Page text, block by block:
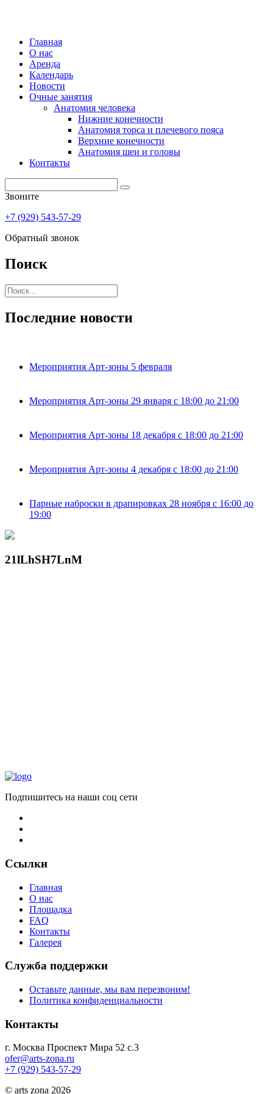
Главная
О нас
Аренда
Календарь
Новости
Очные занятия
Анатомия человека
Нижние конечности
Анатомия торса и плечевого пояса
Верхние конечности
Анатомия шеи и головы
Контакты
Звоните
+7 (929) 543-57-29
Обратный звонок
Поиск
Последние новости
Мероприятия Арт-зоны 5 февраля
Мероприятия Арт-зоны 29 января с 18:00 до 21:00
Мероприятия Арт-зоны 18 декабря с 18:00 до 21:00
Мероприятия Арт-зоны 4 декабря с 18:00 до 21:00
Парные наброски в драпировках 28 ноября с 16:00 до
19:00
21lLhSH7LnM
Подпишитесь на наши соц сети
Ссылки
Главная
О нас
Площадка
FAQ
Контакты
Галерея
Служба поддержки
Оставьте данные, мы вам перезвоним!
Политика конфиденциальности
Контакты
г. Москва Проспект Мира 52 с.3
ofer@arts-zona.ru
+7 (929) 543-57-29
© arts zona 2026